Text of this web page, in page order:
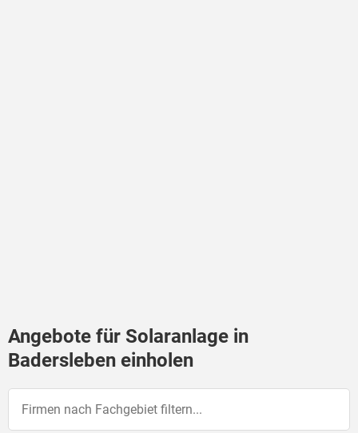
Angebote für Solaranlage in
Badersleben einholen